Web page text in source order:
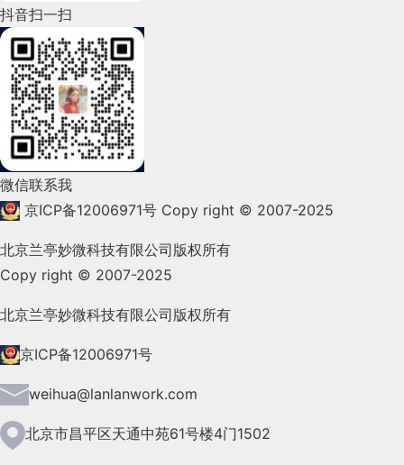
2022年4月(86)
2022年3月(119)
2022年2月(53)
2022年1月(99)
2021年12月(105)
2021年9月(153)
2021年8月(147)
2021年7月(149)
2021年6月(157)
2021年5月(124)
抖音扫一扫
微信联系我
京ICP备12006971号 Copy right © 2007-2025
北京兰亭妙微科技有限公司版权所有
Copy right © 2007-2025
北京兰亭妙微科技有限公司版权所有
京ICP备12006971号
weihua@lanlanwork.com
北京市昌平区天通中苑61号楼4门1502